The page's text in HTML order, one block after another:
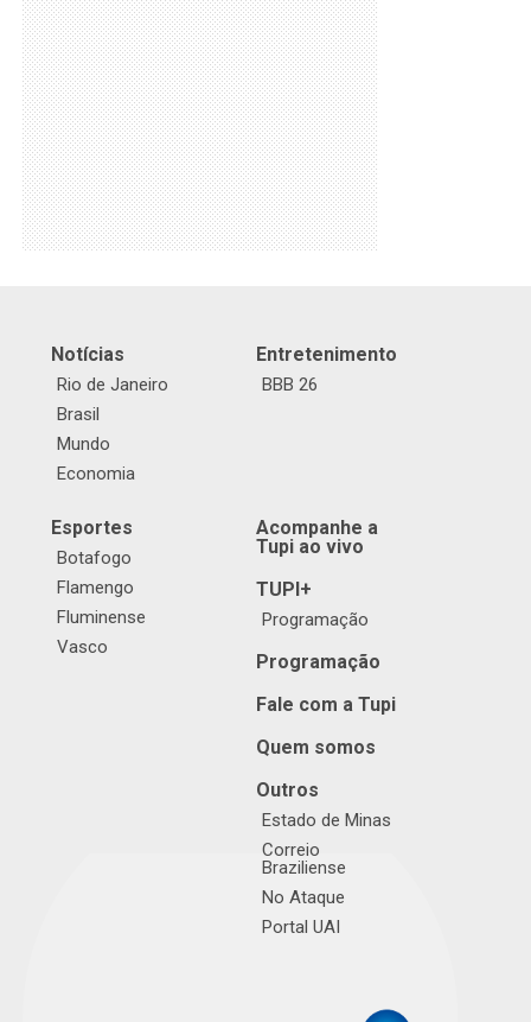
Notícias
Rio de Janeiro
Brasil
Mundo
Economia
Entretenimento
BBB 26
Esportes
Botafogo
Flamengo
Fluminense
Vasco
Acompanhe a
Tupi ao vivo
TUPI+
Programação
Programação
Fale com a Tupi
Quem somos
Outros
Estado de Minas
Correio
Braziliense
No Ataque
Portal UAI